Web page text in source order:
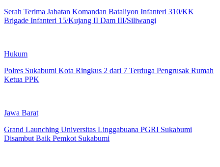
Serah Terima Jabatan Komandan Bataliyon Infanteri 310/KK
Brigade Infanteri 15/Kujang II Dam III/Siliwangi
Hukum
Polres Sukabumi Kota Ringkus 2 dari 7 Terduga Pengrusak Rumah
Ketua PPK
Jawa Barat
Grand Launching Universitas Linggabuana PGRI Sukabumi
Disambut Baik Pemkot Sukabumi